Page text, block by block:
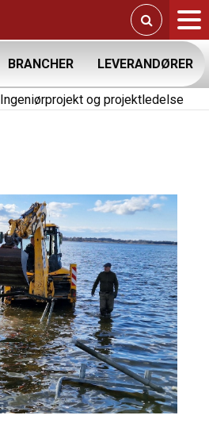
BRANCHER LEVERANDØRER
Ingeniørprojekt og projektledelse